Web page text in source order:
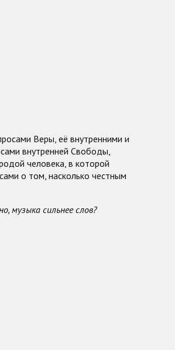
Веры, её внутренними и
внутренней Свободы,
человека, в которой
о том, насколько честным
музыка сильнее слов?